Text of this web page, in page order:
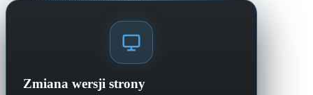
Zmiana wersji strony